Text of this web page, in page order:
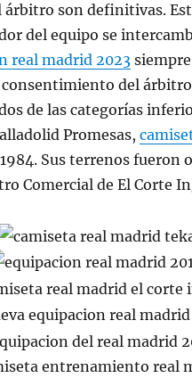
árbitro son definitivas.
del equipo se
real madrid 2023
del
de las categorías
Promesas,
Sus terrenos fueron
Comercial de El Corte